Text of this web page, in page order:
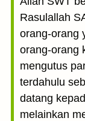
Rasulallah
orang-orang
orang-orang
mengutus
terdahulu
datang
melainkan